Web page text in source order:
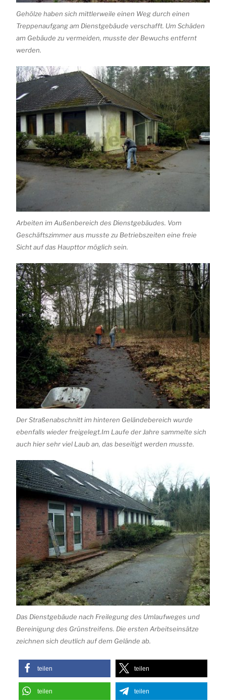
Gehölze haben sich mittlerweile einen Weg durch einen
Treppenaufgang am Dienstgebäude verschafft. Um Schäden
am Gebäude zu vermeiden, musste der Bewuchs entfernt
werden.
Arbeiten im Außenbereich des Dienstgebäudes. Vom
Geschäftszimmer aus musste zu Betriebszeiten eine freie
Sicht auf das Haupttor möglich sein.
Der Straßenabschnitt im hinteren Geländebereich wurde
ebenfalls wieder freigelegt.Im Laufe der Jahre sammelte sich
auch hier sehr viel Laub an, das beseitigt werden musste.
Das Dienstgebäude nach Freilegung des Umlaufweges und
Bereinigung des Grünstreifens. Die ersten Arbeitseinsätze
zeichnen sich deutlich auf dem Gelände ab.
teilen teilen
teilen teilen